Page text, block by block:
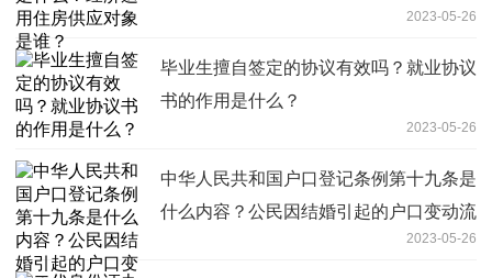
2023-05-26
毕业生擅自签定的协议有效吗？就业协议
书的作用是什么？
2023-05-26
中华人民共和国户口登记条例第十九条是
什么内容？公民因结婚引起的户口变动流
2023-05-26